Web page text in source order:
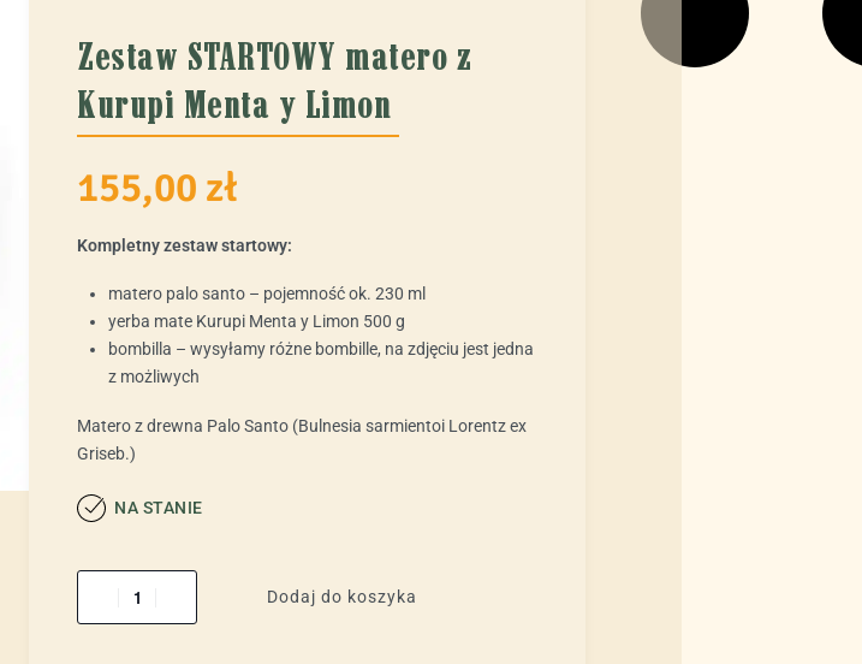
Zestaw STARTOWY matero z
Kurupi Menta y Limon
155,00 zł
Kompletny zestaw startowy:
matero palo santo – pojemność ok. 230 ml
yerba mate Kurupi Menta y Limon 500 g
bombilla – wysyłamy różne bombille, na zdjęciu jest jedna
z możliwych
Matero z drewna Palo Santo (Bulnesia sarmientoi Lorentz ex
Griseb.)
NA STANIE
Dodaj do koszyka